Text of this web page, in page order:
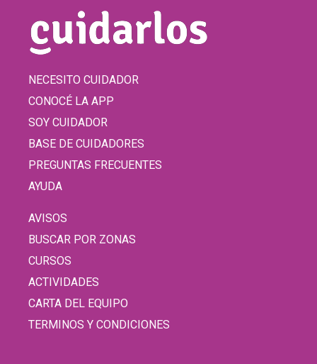
NECESITO CUIDADOR
CONOCÉ LA APP
SOY CUIDADOR
BASE DE CUIDADORES
PREGUNTAS FRECUENTES
AYUDA
AVISOS
BUSCAR POR ZONAS
CURSOS
ACTIVIDADES
CARTA DEL EQUIPO
TERMINOS Y CONDICIONES